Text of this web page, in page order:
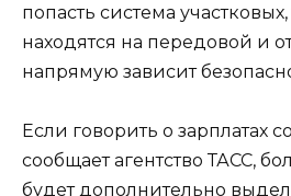
попасть система
находятся на передовой и
напрямую зависит
Если говорить о зарплатах
сообщает агентство ТАСС,
будет дополнительно